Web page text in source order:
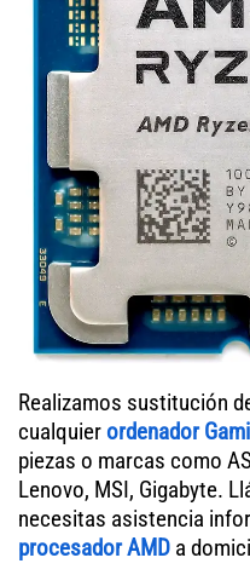
Realizamos sustitución
cualquierordenador
piezas o marcas como
Lenovo, MSI, Gigabyte.
necesitas asistencia
procesador AMD a